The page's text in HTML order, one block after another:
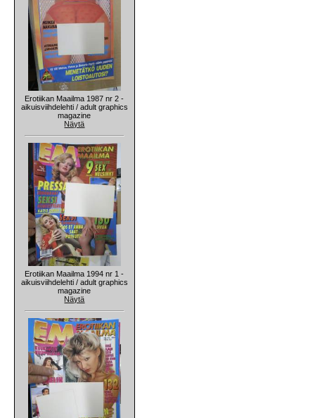
Erotiikan Maailma 1987 nr 2 -
aikuisviihdelehti / adult graphics
magazine
Näytä
Erotiikan Maailma 1994 nr 1 -
aikuisviihdelehti / adult graphics
magazine
Näytä